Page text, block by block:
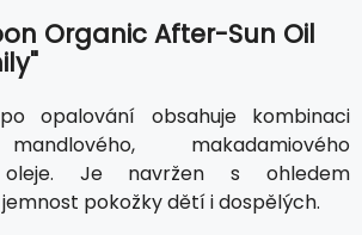
Organic After-Sun Oil
opalování obsahuje kombinaci
makadamiového
Je navržen s ohledem
pokožky dětí i dospělých.